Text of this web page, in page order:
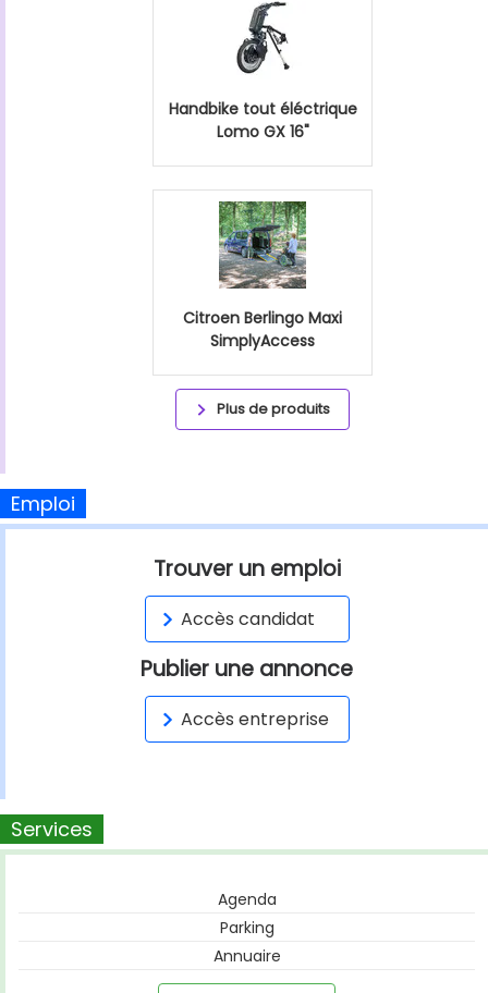
Handbike tout éléctrique
Lomo GX 16"
Citroen Berlingo Maxi
SimplyAccess
Plus de produits
Emploi
Trouver un emploi
Accès candidat
Publier une annonce
Accès entreprise
Services
Agenda
Parking
Annuaire